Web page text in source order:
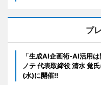
プ
「生成AI企画術-AI活用
ノテ 代表取締役 清水 覚
(水)に開催!!